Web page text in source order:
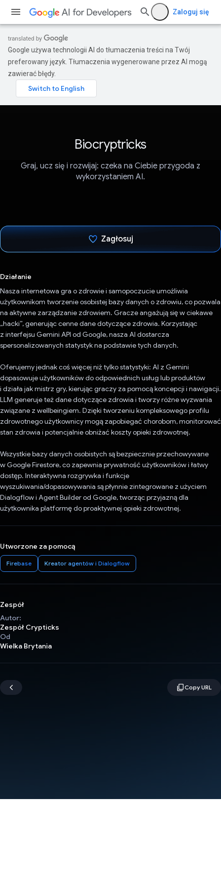
Zaloguj się
Google używa technologii AI do tłumaczenia treści na Twój
preferowany język. Tłumaczenia wygenerowane przez AI mogą
zawierać błędy.
Biocryptricks
Graj, ucz się i rozwijaj: czeka na Ciebie przygoda z
wykorzystaniem AI.
Zagłosuj
Działanie
Nasza internetowa gra o zdrowie i samopoczucie umożliwia
użytkownikom tworzenie osobistej bazy danych o zdrowiu, co pozwala
na aktywne zarządzanie zdrowiem. Gracze angażują się w ciekawe
„hacki”, generując cenne dane dotyczące zdrowia. Korzystając
z interfejsu Gemini API od Google, nasza AI dostarcza
spersonalizowanych statystyk na podstawie tych danych.
Oferujemy jednak coś więcej niż tylko statystyki: AI z Gemini
dopasowuje użytkowników do odpowiednich usług lub produktów
i działa jak mistrz gry, kierując graczy za pomocą koncepcji i nawigacji.
LLM generuje też dane dotyczące zdrowia i tworzy różne wyzwania
związane z wellbeingiem. Dzięki tworzeniu kompleksowego profilu
zdrowotnego użytkownicy mogą zapobiegać chorobom, monitorować
stan zdrowia i potencjalnie obniżać koszty opieki zdrowotnej.
Wszystkie bazy danych osobistych są bezpiecznie przechowywane
w Google Firestore, co zapewnia prywatność użytkowników i łatwy
dostęp. Interaktywna rozgrywka i funkcje
wyszukiwania/dopasowywania są płynnie zintegrowane z użyciem
Dialogflow i Agent Builder od Google, tworząc przyjazną dla
użytkownika platformę do proaktywnej opieki zdrowotnej.
Utworzone za pomocą
Firebase Kreator agentów i Dialogflow
Zespół
Autor:
Zespół Crypticks
Od
Wielka Brytania